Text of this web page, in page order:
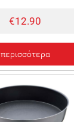
€12.90
περισσότερα